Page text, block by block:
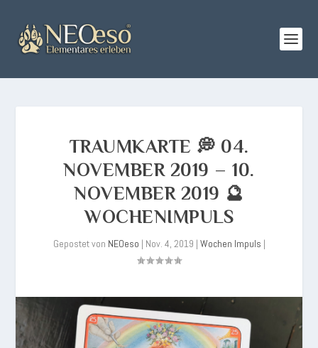
TRAUMKARTE 💭 04.
NOVEMBER 2019 – 10.
NOVEMBER 2019 🔮
WOCHENIMPULS
Gepostet von NEOeso | Nov. 4, 2019 | Wochen Impuls |